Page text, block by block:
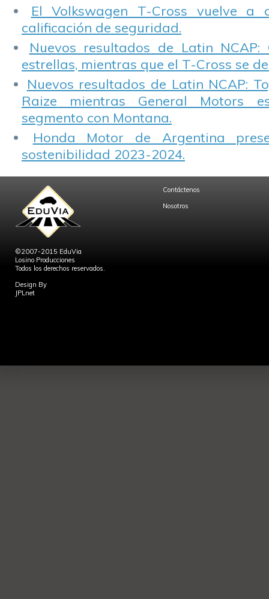
El Volkswagen T-Cross vuelve a
calificación de seguridad.
Nuevos resultados de Latin NCAP:
estrellas, mientras que el T-Cross se
Nuevos resultados de Latin NCAP:
Raize mientras General Motors
segmento con Montana.
Honda Motor de Argentina
sostenibilidad 2023-2024.
©2007-2015 EduVia
Losino Producciones
Todos los derechos reservados.
Design By
JPLnet
Contáctenos
Nosotros